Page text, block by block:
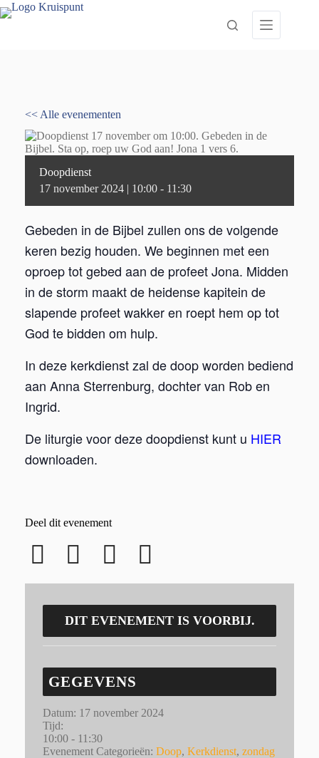
Ga
naar
<< Alle evenementen
Doopdienst
17 november 2024 | 10:00 - 11:30
Gebeden in de Bijbel zullen ons de volgende
keren bezig houden. We beginnen met een
oproep tot gebed aan de profeet Jona. Midden
in de storm maakt de heidense kapitein de
slapende profeet wakker en roept hem op tot
God te bidden om hulp.
In deze kerkdienst zal de doop worden bediend
aan Anna Sterrenburg, dochter van Rob en
Ingrid.
De liturgie voor deze doopdienst kunt u HIER
downloaden.
Deel dit evenement
DIT EVENEMENT IS VOORBIJ.
GEGEVENS
Datum: 17 november 2024
Tijd:
10:00 - 11:30
Evenement Categorieën: Doop, Kerkdienst, zondag